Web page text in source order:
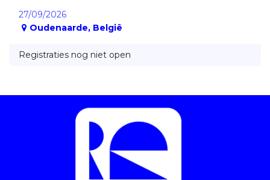
27/09/2026
Oudenaarde, België
Registraties nog niet open